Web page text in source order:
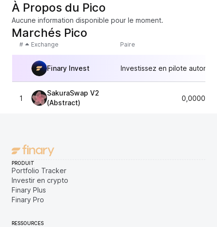
À Propos du Pico
Aucune information disponible pour le moment.
Marchés Pico
# Exchange Paire
Finary Invest Investissez en pilote
1
SakuraSwap V2
(Abstract)
PRODUIT
Portfolio Tracker
Investir en crypto
Finary Plus
Finary Pro
RESSOURCES